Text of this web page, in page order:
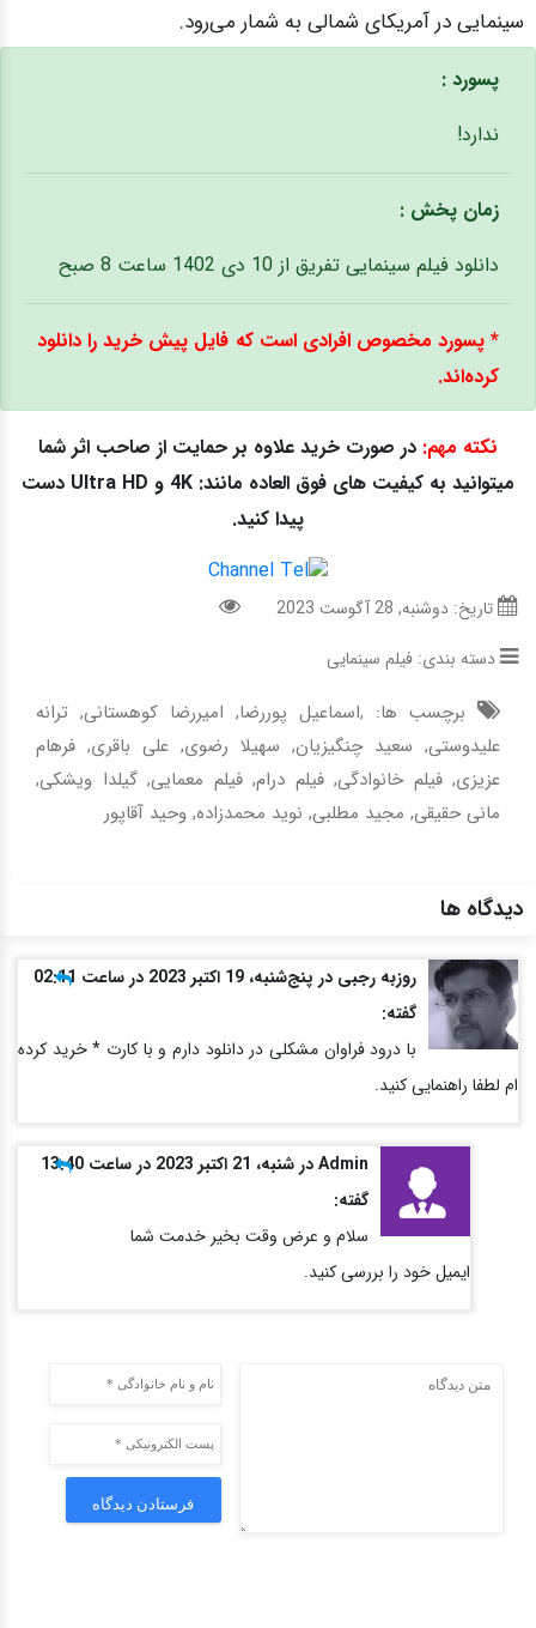
سینمایی در آمریکای شمالی به شمار می‌رود.
پسورد :
ندارد!
زمان پخش :
دانلود فیلم سینمایی تفریق از 10 دی 1402 ساعت 8 صبح
* پسورد مخصوص افرادی است که فایل پیش خرید را دانلود
کرده‌اند.
نکته مهم: در صورت خرید علاوه بر حمایت از صاحب اثر شما
میتوانید به کیفیت های فوق العاده مانند: 4K و Ultra HD دست
پیدا کنید.
تاریخ: دوشنبه, 28 آگوست 2023
دسته بندی: فیلم سینمایی
برچسب ها: ,اسماعیل پوررضا, امیررضا کوهستانی, ترانه
علیدوستی, سعید چنگیزیان, سهیلا رضوی, علی باقری, فرهام
عزیزی,فیلم خانوادگی,فیلم درام,فیلم معمایی,گیلدا ویشکی,
مانی حقیقی, مجید مطلبی, نوید محمدزاده, وحید آقاپور
دیدگاه ها
روزبه رجبی در پنج‌شنبه، 19 اکتبر 2023 در ساعت 02:11
گفته:
با درود فراوان مشکلی در دانلود دارم و با کارت * خرید کرده
ام لطفا راهنمایی کنید.
Admin در شنبه، 21 اکتبر 2023 در ساعت 13:40
گفته:
سلام و عرض وقت بخیر خدمت شما
ایمیل خود را بررسی کنید.